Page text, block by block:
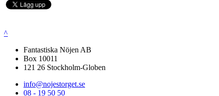
^
Fantastiska Nöjen AB
Box 10011
121 26 Stockholm-Globen
info@nojestorget.se
08 - 19 50 50